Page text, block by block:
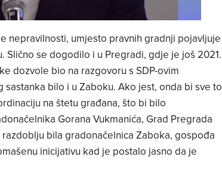
nepravilnosti, umjesto pravnih gradnji pojavljuje
Slično se dogodilo i u Pregradi, gdje je još 2021.
dozvole bio na razgovoru s SDP-ovim
bilo i u Zaboku. Ako jest, onda bi sve to
na štetu građana, što bi bilo
Gorana Vukmanića, Grad Pregrada
bila gradonačelnica Zaboka, gospođa
inicijativu kad je postalo jasno da je